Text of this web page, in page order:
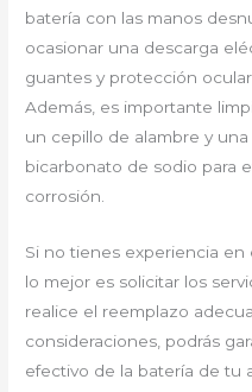
batería con las manos
ocasionar una descarga
guantes y protección
Además, es importante
un cepillo de alambre y
bicarbonato de sodio para
corrosión.
Si no tienes experiencia en
lo mejor es solicitar los
realice el reemplazo
consideraciones, podrás
efectivo de la batería de tu